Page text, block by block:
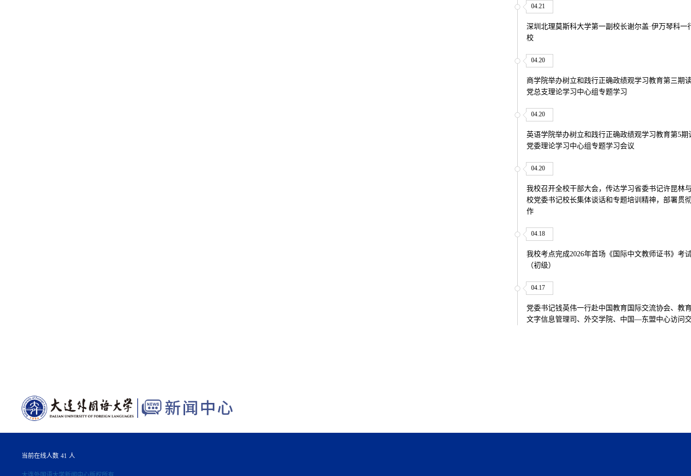
04.21
深圳北理莫斯科大学第一副校长谢尔盖·伊万琴科一
校
04.20
商学院举办树立和践行正确政绩观学习教育第三期
党总支理论学习中心组专题学习
04.20
英语学院举办树立和践行正确政绩观学习教育第5期
党委理论学习中心组专题学习会议
04.20
我校召开全校干部大会，传达学习省委书记许昆林
校党委书记校长集体谈话和专题培训精神，部署贯
作
04.18
我校考点完成2026年首场《国际中文教师证书》考
（初级）
04.17
党委书记钱英伟一行赴中国教育国际交流协会、教
文字信息管理司、外交学院、中国—东盟中心访问
当前在线人数 41 人